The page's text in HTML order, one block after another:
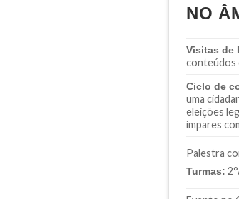
NO
Visitas de
conteúdos
Ciclo de
uma
eleições
ímpares
Palestra
Turmas: